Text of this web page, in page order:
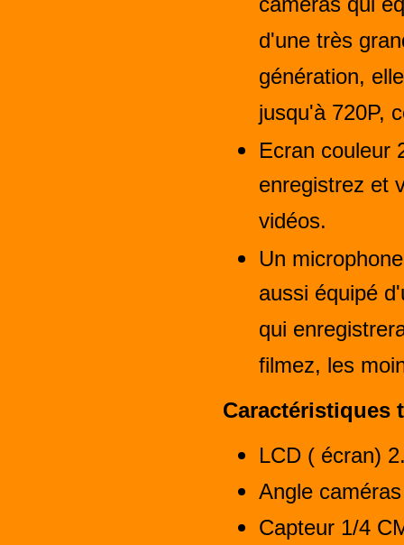
caméras qui
d'une très
génération,
jusqu'à 720P,
Ecran couleur
enregistrez et
vidéos.
Un
aussi équipé
qui
filmez, les
Caractéristiques
LCD ( écran)
Angle
Capteur 1/4